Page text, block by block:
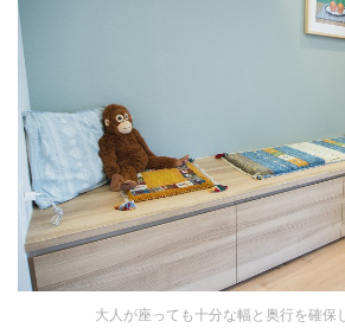
大人が座っても十分な幅と奥行を確保